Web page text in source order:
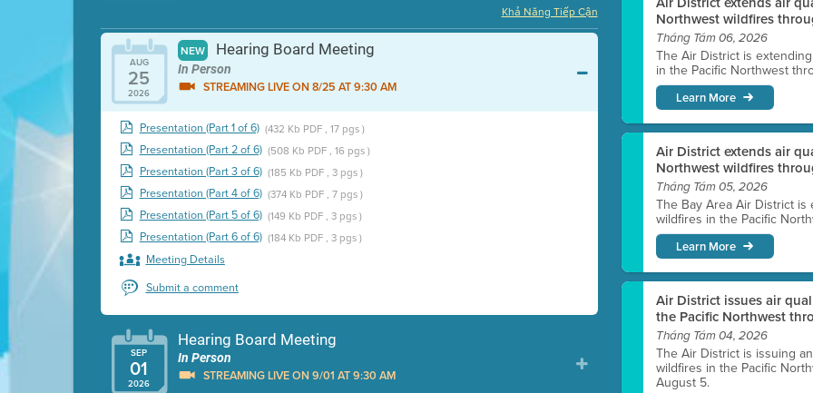
Khả Năng Tiếp Cận
AUG
25
2026
NEW Hearing Board Meeting
In Person
STREAMING LIVE ON 8/25 AT 9:30 AM
Presentation (Part 1 of 6) (432 Kb PDF , 17 pgs )
Presentation (Part 2 of 6) (508 Kb PDF , 16 pgs )
Presentation (Part 3 of 6) (185 Kb PDF , 3 pgs )
Presentation (Part 4 of 6) (374 Kb PDF , 7 pgs )
Presentation (Part 5 of 6) (149 Kb PDF , 3 pgs )
Presentation (Part 6 of 6) (184 Kb PDF , 3 pgs )
Meeting Details
Submit a comment
SEP
01
2026
Hearing Board Meeting
In Person
STREAMING LIVE ON 9/01 AT 9:30 AM
Northwest wildfires
Tháng Tám 06, 2026
The Air District is
in the Pacific Northwest
Learn More
Air District extends air
Northwest wildfires
Tháng Tám 05, 2026
The Bay Area Air District
wildfires in the Pacific
Learn More
Air District issues air
the Pacific Northwest
Tháng Tám 04, 2026
The Air District is issuing
wildfires in the Pacific
August 5.